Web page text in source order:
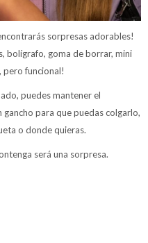
sorpresas adorables!
bolígrafo, goma de borrar, mini
pero funcional!
puedes mantener el
para que puedas colgarlo,
o donde quieras.
será una sorpresa.